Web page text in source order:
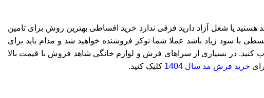
یا شغل آزاد دارید فرقی ندارد خرید اقساطی بهترین روش برای تامین
با سود زیاد باشد عملا شما نوکر فروشنده خواهید شد و مدام باید برای
کنید. در بسیاری از سراهای فرش و لوازم خانگی شاهد فروش با قیمت بالا
خرید فرش مد سال 1404 کلیک کنید.